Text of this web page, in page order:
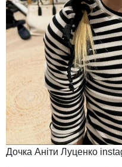
Дочка Аніти Луценко